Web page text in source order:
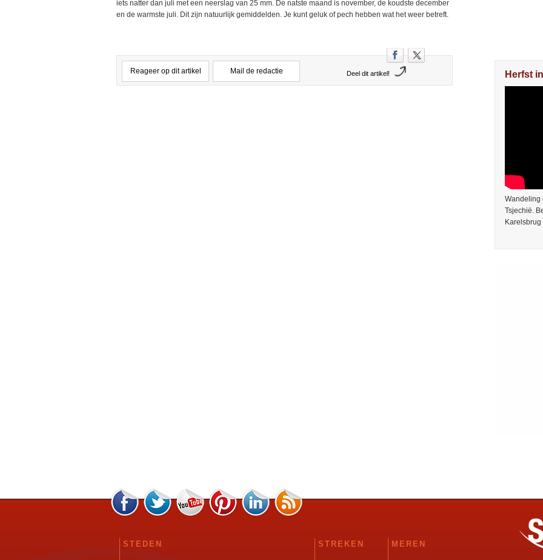
iets natter dan juli met een neerslag van 25 mm. De natste maand is november, de koudste december
en de warmste juli. Dit zijn natuurlijk gemiddelden. Je kunt geluk of pech hebben wat het weer betreft.
Reageer op dit artikel Mail de redactie Deel dit artikel! Herfst
Wandeling
Tsjechië.
STEDEN STREKEN
MEREN